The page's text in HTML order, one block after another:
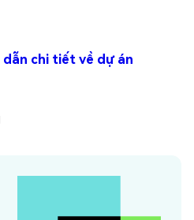
chi tiết về dự án